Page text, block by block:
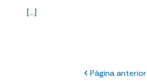
[…]
Página anterior